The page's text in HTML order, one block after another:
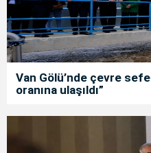
Van Gölü’nde çevre
oranına ulaşıldı”